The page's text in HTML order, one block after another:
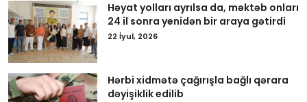
Həyat yolları ayrılsa da, məktəb onları
24 il sonra yenidən bir araya gətirdi
22 İyul, 2026
Hərbi xidmətə çağırışla bağlı qərara
dəyişiklik edilib